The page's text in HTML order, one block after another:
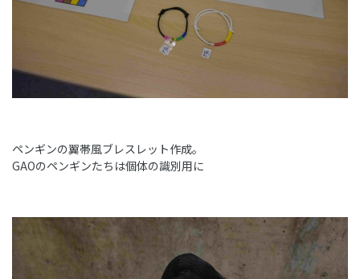
ペンギンの翼帯風ブレスレット作成。
GAOのペンギンたちは個体の識別用に